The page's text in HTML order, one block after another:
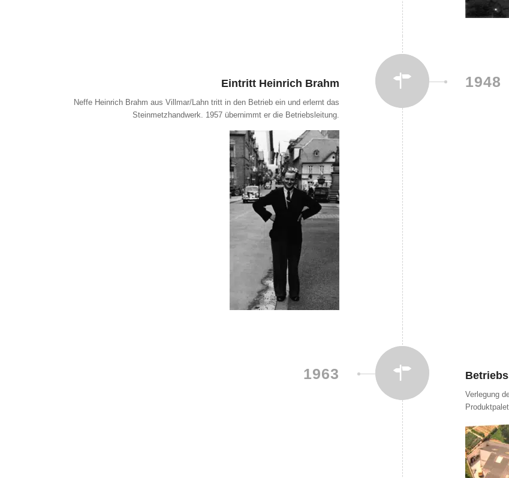
Eintritt Heinrich Brahm
Neffe Heinrich Brahm aus Villmar/Lahn tritt in den Betrieb ein und erlernt das
Steinmetzhandwerk. 1957 übernimmt er die Betriebsleitung.
1948
1963
Verlegung